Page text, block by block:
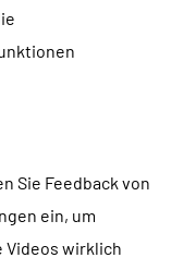
Sie Feedback von
ein, um
Videos wirklich